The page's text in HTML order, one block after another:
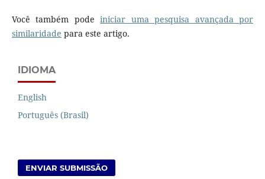
Você também podeiniciar uma pesquisa avançada por
similaridade para este artigo.
IDIOMA
English
Português (Brasil)
ENVIAR SUBMISSÃO